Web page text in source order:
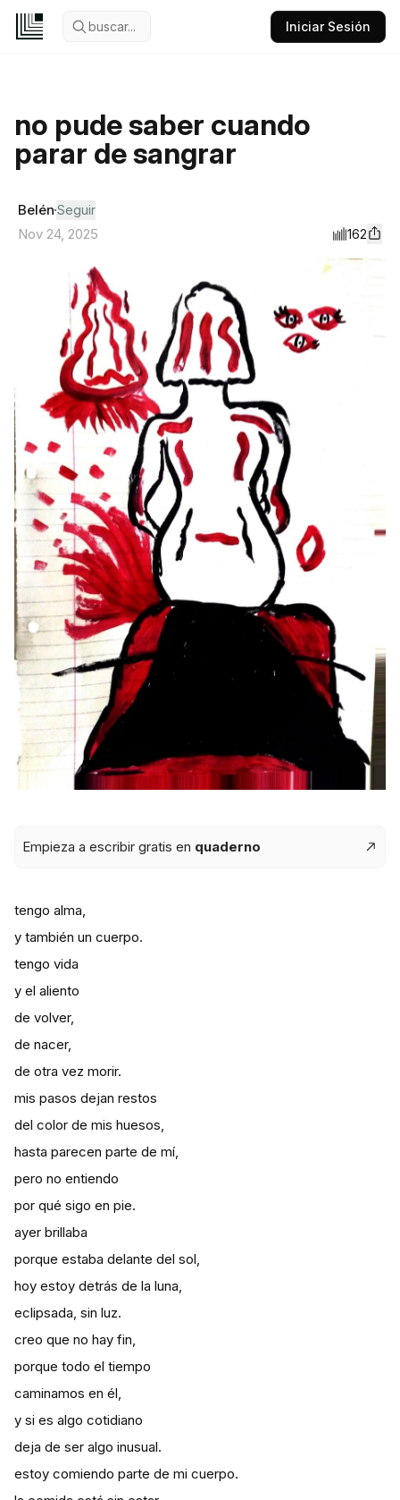
buscar... Iniciar Sesión
no pude saber cuando
parar de sangrar
Belén Seguir
Nov 24, 2025
162
Empieza a escribir gratis en quaderno
tengo alma,
y también un cuerpo.
tengo vida
y el aliento
de volver,
de nacer,
de otra vez morir.
mis pasos dejan restos
del color de mis huesos,
hasta parecen parte de mí,
pero no entiendo
por qué sigo en pie.
ayer brillaba
porque estaba delante del sol,
hoy estoy detrás de la luna,
eclipsada, sin luz.
creo que no hay fin,
porque todo el tiempo
caminamos en él,
y si es algo cotidiano
deja de ser algo inusual.
estoy comiendo parte de mi cuerpo.